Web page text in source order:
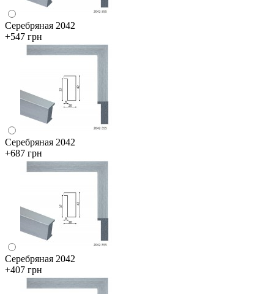
Серебряная 2042
+547 грн
Серебряная 2042
+687 грн
Серебряная 2042
+407 грн